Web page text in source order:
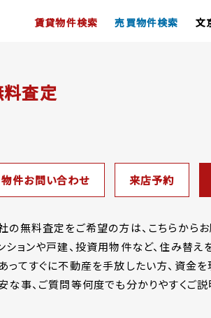
賃貸物件検索 売買物件検索 文
料査定
物件お問い合わせ 来店予約
の無料査定をご希望の方は、こちらからお
ションや戸建、投資用物件など、住み替え
ってすぐに不動産を手放したい方、資金を
な事、ご質問等何度でも分かりやすくご